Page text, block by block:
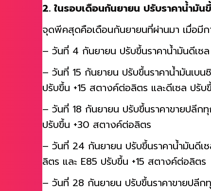
2. ในรอบเดือนกันยายน ปรับราคาน้ำมั
จุดพีคสุดคือเดือนกันยายนที่ผ่านมา เมื่อมี
– วันที่ 4 กันยายน ปรับขึ้นราคาน้ำมันดีเซ
– วันที่ 15 กันยายน ปรับขึ้นราคาน้ำมันเ
ปรับขึ้น +15 สตางค์ต่อลิตร และดีเซล ปรั
– วันที่ 18 กันยายน ปรับขึ้นราคาขายปลีก
ปรับขึ้น +30 สตางค์ต่อลิตร
– วันที่ 24 กันยายน ปรับขึ้นราคาน้ำมันดี
ลิตร และ E85 ปรับขึ้น +15 สตางค์ต่อลิตร
– วันที่ 28 กันยายน ปรับขึ้นราคาขายปลี